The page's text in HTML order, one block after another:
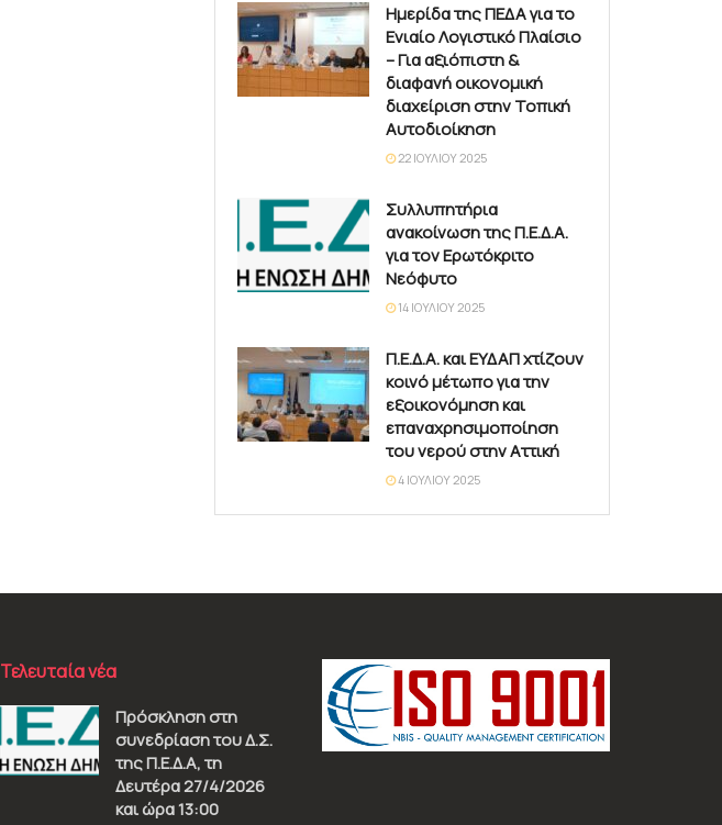
Ημερίδα της ΠΕΔΑ για το
Ενιαίο Λογιστικό Πλαίσιο
– Για αξιόπιστη &
διαφανή οικονομική
διαχείριση στην Τοπική
Αυτοδιοίκηση
22 ΙΟΥΛΊΟΥ 2025
Συλλυπητήρια
ανακοίνωση της Π.Ε.Δ.Α.
για τον Ερωτόκριτο
Νεόφυτο
14 ΙΟΥΛΊΟΥ 2025
Π.Ε.Δ.Α. και ΕΥΔΑΠ χτίζουν
κοινό μέτωπο για την
εξοικονόμηση και
επαναχρησιμοποίηση
του νερού στην Αττική
4 ΙΟΥΛΊΟΥ 2025
Τελευταία νέα
Πρόσκληση στη
συνεδρίαση του Δ.Σ.
της Π.Ε.Δ.Α, τη
Δευτέρα 27/4/2026
και ώρα 13:00